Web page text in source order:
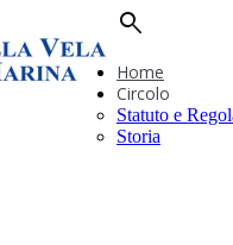
search
Home
Circolo
Statuto e
Storia